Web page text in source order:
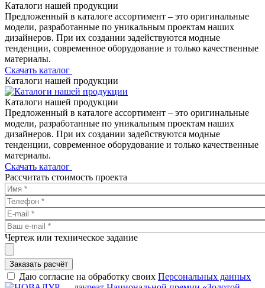
Каталоги нашей продукции
Предложенный в каталоге ассортимент – это оригинальные
модели, разработанные по уникальным проектам наших
дизайнеров. При их создании задействуются модные
тенденции, современное оборудование и только качественные
материалы.
Скачать каталог
Каталоги нашей продукции
Каталоги нашей продукции
Предложенный в каталоге ассортимент – это оригинальные
модели, разработанные по уникальным проектам наших
дизайнеров. При их создании задействуются модные
тенденции, современное оборудование и только качественные
материалы.
Скачать каталог
Рассчитать стоимость проекта
Чертеж или техническое задание
Заказать расчёт
Даю согласие на обработку своих Персональных данных